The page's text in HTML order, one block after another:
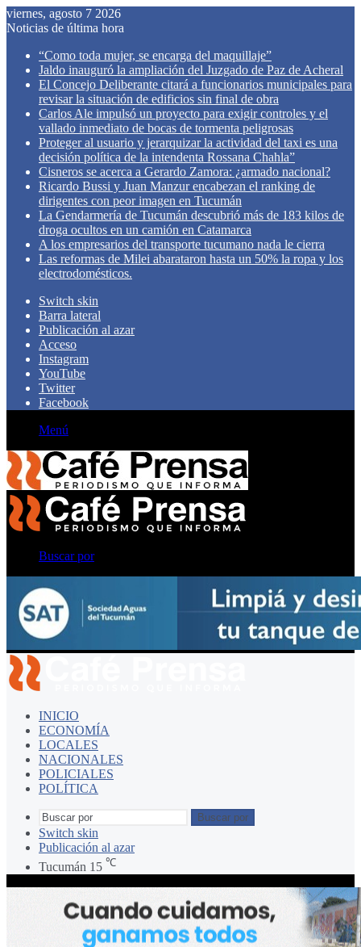
viernes, agosto 7 2026
Noticias de última hora
“Como toda mujer, se encarga del maquillaje”
Jaldo inauguró la ampliación del Juzgado de Paz de Acheral
El Concejo Deliberante citará a funcionarios municipales para
revisar la situación de edificios sin final de obra
Carlos Ale impulsó un proyecto para exigir controles y el
vallado inmediato de bocas de tormenta peligrosas
Proteger al usuario y jerarquizar la actividad del taxi es una
decisión política de la intendenta Rossana Chahla”
Cisneros se acerca a Gerardo Zamora: ¿armado nacional?
Ricardo Bussi y Juan Manzur encabezan el ranking de
dirigentes con peor imagen en Tucumán
La Gendarmería de Tucumán descubrió más de 183 kilos de
droga ocultos en un camión en Catamarca
A los empresarios del transporte tucumano nada le cierra
Las reformas de Milei abarataron hasta un 50% la ropa y los
electrodomésticos.
Switch skin
Barra lateral
Publicación al azar
Acceso
Instagram
YouTube
Twitter
Facebook
Menú
Buscar por
INICIO
ECONOMÍA
LOCALES
NACIONALES
POLICIALES
POLÍTICA
Buscar por
Switch skin
Publicación al azar
Tucumán 15 ℃